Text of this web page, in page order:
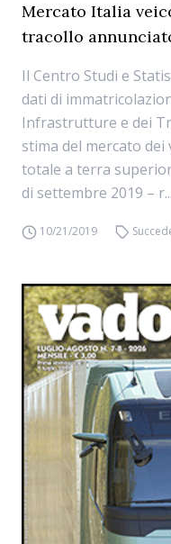
Mercato Italia
tracollo
Il Centro Studi e
dati di
Infrastrutture e dei
stima del mercato
totale a terra
di settembre 2019 – r...
10/21/2019